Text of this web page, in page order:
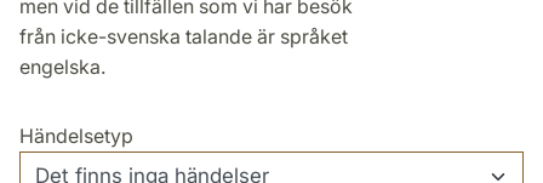
men vid de tillfällen som vi har besök
från icke-svenska talande är språket
engelska.
Händelsetyp